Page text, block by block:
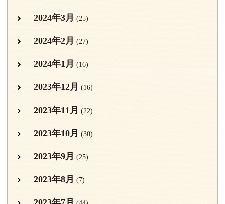
2024年3月 (25)
2024年2月 (27)
2024年1月 (16)
2023年12月 (16)
2023年11月 (22)
2023年10月 (30)
2023年9月 (25)
2023年8月 (7)